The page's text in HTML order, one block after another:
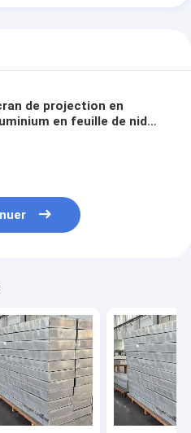
de projection en
en feuille de nid